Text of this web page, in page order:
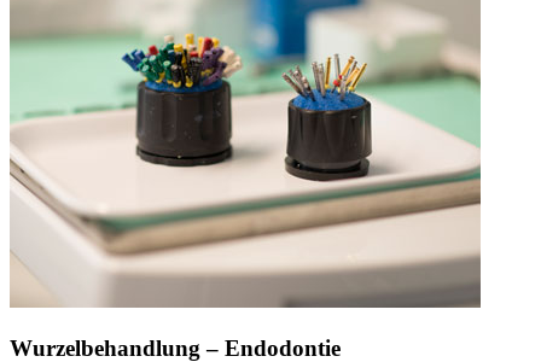
Wurzelbehandlung – Endodontie